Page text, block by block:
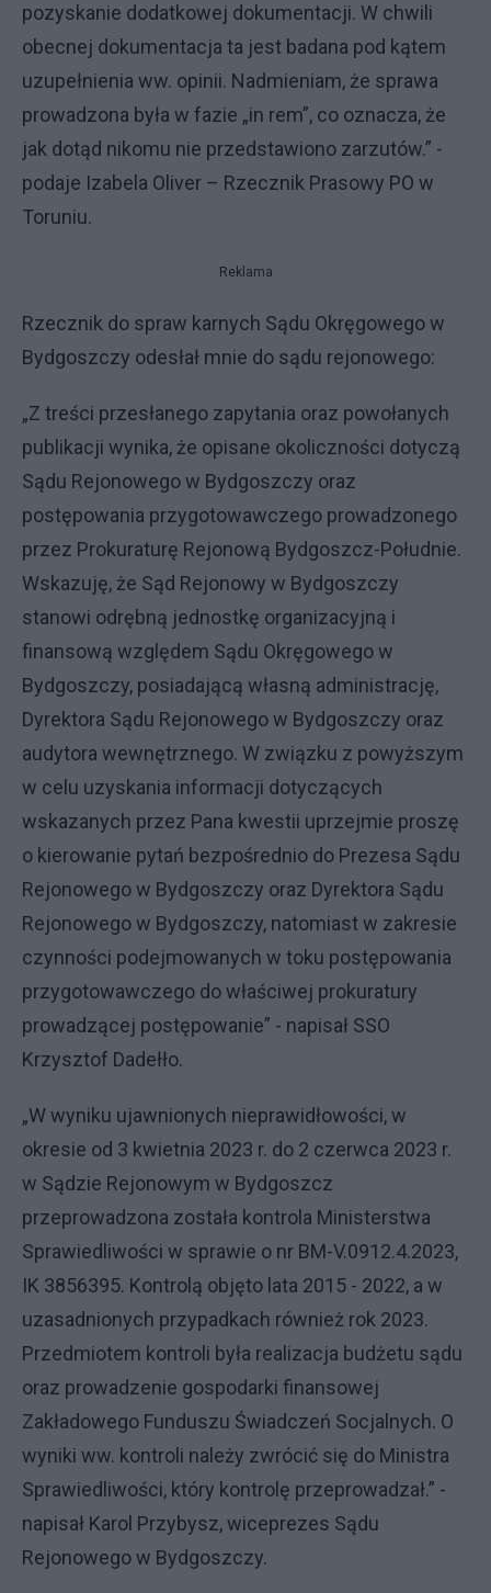
pozyskanie dodatkowej dokumentacji. W chwili
obecnej dokumentacja ta jest badana pod kątem
uzupełnienia ww. opinii. Nadmieniam, że sprawa
prowadzona była w fazie „in rem”, co oznacza, że
jak dotąd nikomu nie przedstawiono zarzutów.” -
podaje Izabela Oliver – Rzecznik Prasowy PO w
Toruniu.
Reklama
Rzecznik do spraw karnych Sądu Okręgowego w
Bydgoszczy odesłał mnie do sądu rejonowego:
„Z treści przesłanego zapytania oraz powołanych
publikacji wynika, że opisane okoliczności dotyczą
Sądu Rejonowego w Bydgoszczy oraz
postępowania przygotowawczego prowadzonego
przez Prokuraturę Rejonową Bydgoszcz-Południe.
Wskazuję, że Sąd Rejonowy w Bydgoszczy
stanowi odrębną jednostkę organizacyjną i
finansową względem Sądu Okręgowego w
Bydgoszczy, posiadającą własną administrację,
Dyrektora Sądu Rejonowego w Bydgoszczy oraz
audytora wewnętrznego. W związku z powyższym
w celu uzyskania informacji dotyczących
wskazanych przez Pana kwestii uprzejmie proszę
o kierowanie pytań bezpośrednio do Prezesa Sądu
Rejonowego w Bydgoszczy oraz Dyrektora Sądu
Rejonowego w Bydgoszczy, natomiast w zakresie
czynności podejmowanych w toku postępowania
przygotowawczego do właściwej prokuratury
prowadzącej postępowanie” - napisał SSO
Krzysztof Dadełło.
„W wyniku ujawnionych nieprawidłowości, w
okresie od 3 kwietnia 2023 r. do 2 czerwca 2023 r.
w Sądzie Rejonowym w Bydgoszcz
przeprowadzona została kontrola Ministerstwa
Sprawiedliwości w sprawie o nr BM-V.0912.4.2023,
IK 3856395. Kontrolą objęto lata 2015 - 2022, a w
uzasadnionych przypadkach również rok 2023.
Przedmiotem kontroli była realizacja budżetu sądu
oraz prowadzenie gospodarki finansowej
Zakładowego Funduszu Świadczeń Socjalnych. O
wyniki ww. kontroli należy zwrócić się do Ministra
Sprawiedliwości, który kontrolę przeprowadzał.” -
napisał Karol Przybysz, wiceprezes Sądu
Rejonowego w Bydgoszczy.